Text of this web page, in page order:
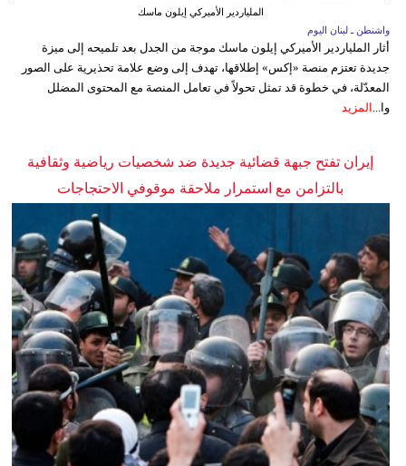
الملياردير الأميركي إيلون ماسك
واشنطن ـ لبنان اليوم
أثار الملياردير الأميركي إيلون ماسك موجة من الجدل بعد تلميحه إلى ميزة
جديدة تعتزم منصة «إكس» إطلاقها، تهدف إلى وضع علامة تحذيرية على الصور
المعدّلة، في خطوة قد تمثل تحولاً في تعامل المنصة مع المحتوى المضلل
وا... المزيد
إيران تفتح جبهة قضائية جديدة ضد شخصيات رياضية وثقافية
بالتزامن مع استمرار ملاحقة موقوفي الاحتجاجات